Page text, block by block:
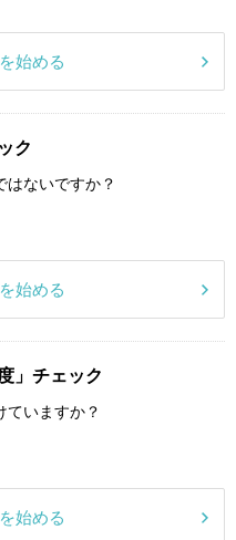
始める
ク
はないですか？
始める
」チェック
ていますか？
始める